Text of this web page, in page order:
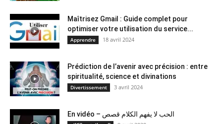
Maîtrisez Gmail : Guide complet pour
optimiser votre utilisation du service...
Apprendre 18 avril 2024
Prédiction de l’avenir avec précision : entre
spiritualité, science et divinations
Divertissement 3 avril 2024
En vidéo – الحب لا يفهم الكلام قصص